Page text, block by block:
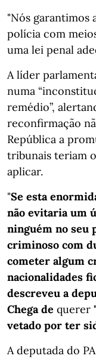
"Nós garantimos
polícia com
uma lei penal
A líder
numa
remédio”,
reconfirmação
República a
tribunais teriam
aplicar.
"Se esta
não evitaria um
ninguém no seu
criminoso com
cometer algum
nacionalidades
descreveu a
Chega de querer
vetado por ter
A deputada do